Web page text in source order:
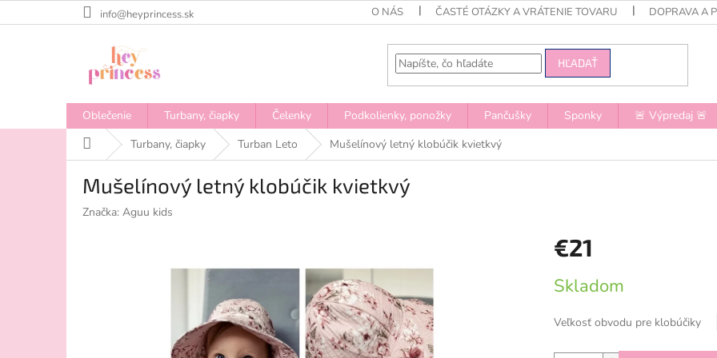
na
info@heyprincess.sk O NÁS ČASTÉ OTÁZKY A VRÁTENIE TOVARU DOPRAVA A
HĽADAŤ
Oblečenie Turbany, čiapky Čelenky Podkolienky, ponožky Pančušky Sponky 🚨 Výpredaj 🚨
DomovTurbany, čiapky Turban Leto Mušelínový letný klobúčik kvietkvý
Mušelínový letný klobúčik kvietkvý
Značka: Aguu kids
€21
cena:
Skladom
Veľkosť obvodu pre klobúčiky